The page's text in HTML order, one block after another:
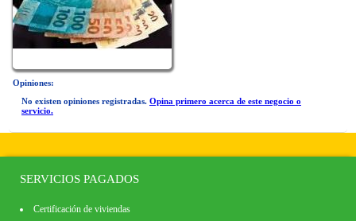
Opiniones:
No existen opiniones registradas. Opina primero acerca de este negocio o
servicio.
SERVICIOS PAGADOS
Certificación de viviendas